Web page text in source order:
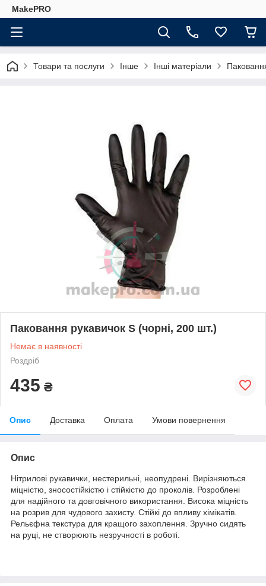
MakePRO
Товари та послуги Інше Інші матеріали
Паковання рукавичок S (чорні, 200 шт.)
Немає в наявності
Роздріб
435 ₴
Опис Доставка Оплата Умови повернення
Опис
Нітрилові рукавички, нестерильні, неопудрені. Вирізняються
міцністю, зносостійкістю і стійкістю до проколів. Розроблені
для надійного та довговічного використання. Висока міцність
на розрив для чудового захисту. Стійкі до впливу хімікатів.
Рельєфна текстура для кращого захоплення. Зручно сидять
на руці, не створюють незручності в роботі.